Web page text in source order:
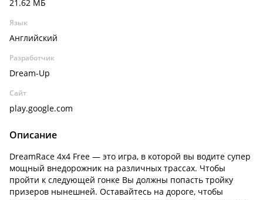
21.62 МБ
Язык
Английский
Разработчик
Dream-Up
Сайт
play.google.com
Описание
DreamRace 4x4 Free — это игра, в которой вы водите супер
мощный внедорожник на различных трассах. Чтобы
пройти к следующей гонке Вы должны попасть тройку
призеров нынешней. Оставайтесь на дороге, чтобы